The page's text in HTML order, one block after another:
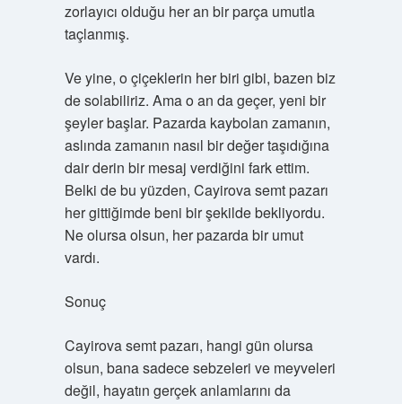
zorlayıcı olduğu her an bir parça umutla
taçlanmış.
Ve yine, o çiçeklerin her biri gibi, bazen biz
de solabiliriz. Ama o an da geçer, yeni bir
şeyler başlar. Pazarda kaybolan zamanın,
aslında zamanın nasıl bir değer taşıdığına
dair derin bir mesaj verdiğini fark ettim.
Belki de bu yüzden, Cayirova semt pazarı
her gittiğimde beni bir şekilde bekliyordu.
Ne olursa olsun, her pazarda bir umut
vardı.
Sonuç
Cayirova semt pazarı, hangi gün olursa
olsun, bana sadece sebzeleri ve meyveleri
değil, hayatın gerçek anlamlarını da